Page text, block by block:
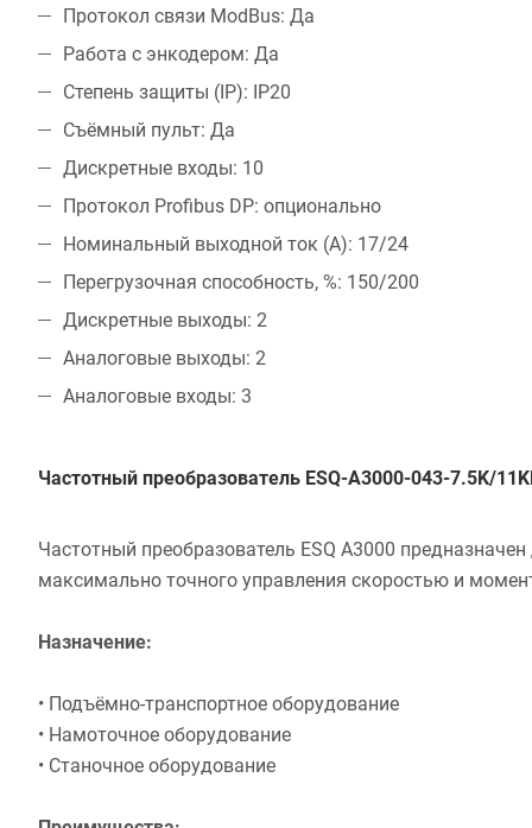
Протокол связи ModBus: Да
Работа с энкодером: Да
Степень защиты (IP): IP20
Съёмный пульт: Да
Дискретные входы: 10
Протокол Profibus DP: опционально
Номинальный выходной ток (А): 17/24
Перегрузочная способность, %: 150/200
Дискретные выходы: 2
Аналоговые выходы: 2
Аналоговые входы: 3
Частотный преобразователь ESQ-A3000-043-7.5K/
Частотный преобразователь ESQ A3000
максимально точного управления скоростью и
Назначение:
• Подъёмно-транспортное оборудование
• Намоточное оборудование
• Станочное оборудование